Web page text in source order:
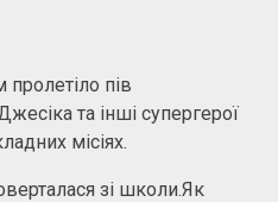
пів
та інші супергерої
місіях.
зі школи.Як